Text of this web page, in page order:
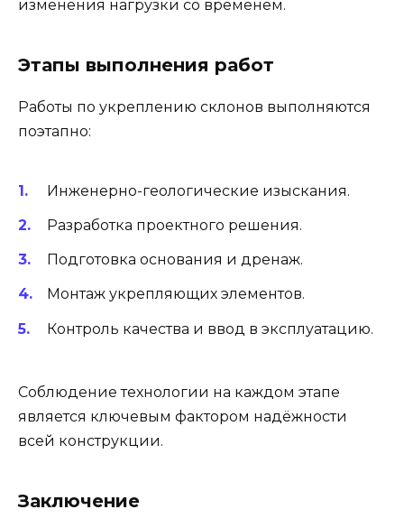
изменения нагрузки со временем.
Этапы выполнения работ
Работы по укреплению склонов выполняются
поэтапно:
Инженерно-геологические изыскания.
Разработка проектного решения.
Подготовка основания и дренаж.
Монтаж укрепляющих элементов.
Контроль качества и ввод в эксплуатацию.
Соблюдение технологии на каждом этапе
является ключевым фактором надёжности
всей конструкции.
Заключение